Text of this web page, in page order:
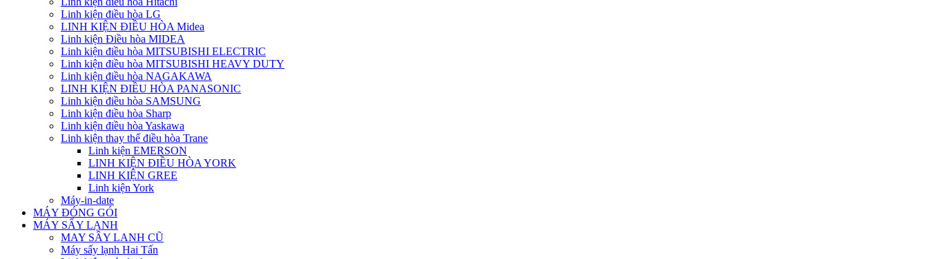
Linh kiện điều hòa LG
LINH KIỆN ĐIỀU HÒA Midea
Linh kiện Điều hòa MIDEA
Linh kiện điều hòa MITSUBISHI ELECTRIC
Linh kiện điều hòa MITSUBISHI HEAVY DUTY
Linh kiện điều hòa NAGAKAWA
LINH KIỆN ĐIỀU HÒA PANASONIC
Linh kiện điều hòa SAMSUNG
Linh kiện điều hòa Sharp
Linh kiện điều hòa Yaskawa
Linh kiện thay thế điều hòa Trane
Linh kiện EMERSON
LINH KIỆN ĐIỀU HÒA YORK
LINH KIỆN GREE
Linh kiện York
Máy-in-date
MÁY ĐÓNG GÓI
MÁY SẤY LẠNH
MAY SÂY LANH CŨ
Máy sấy lạnh Hai Tấn